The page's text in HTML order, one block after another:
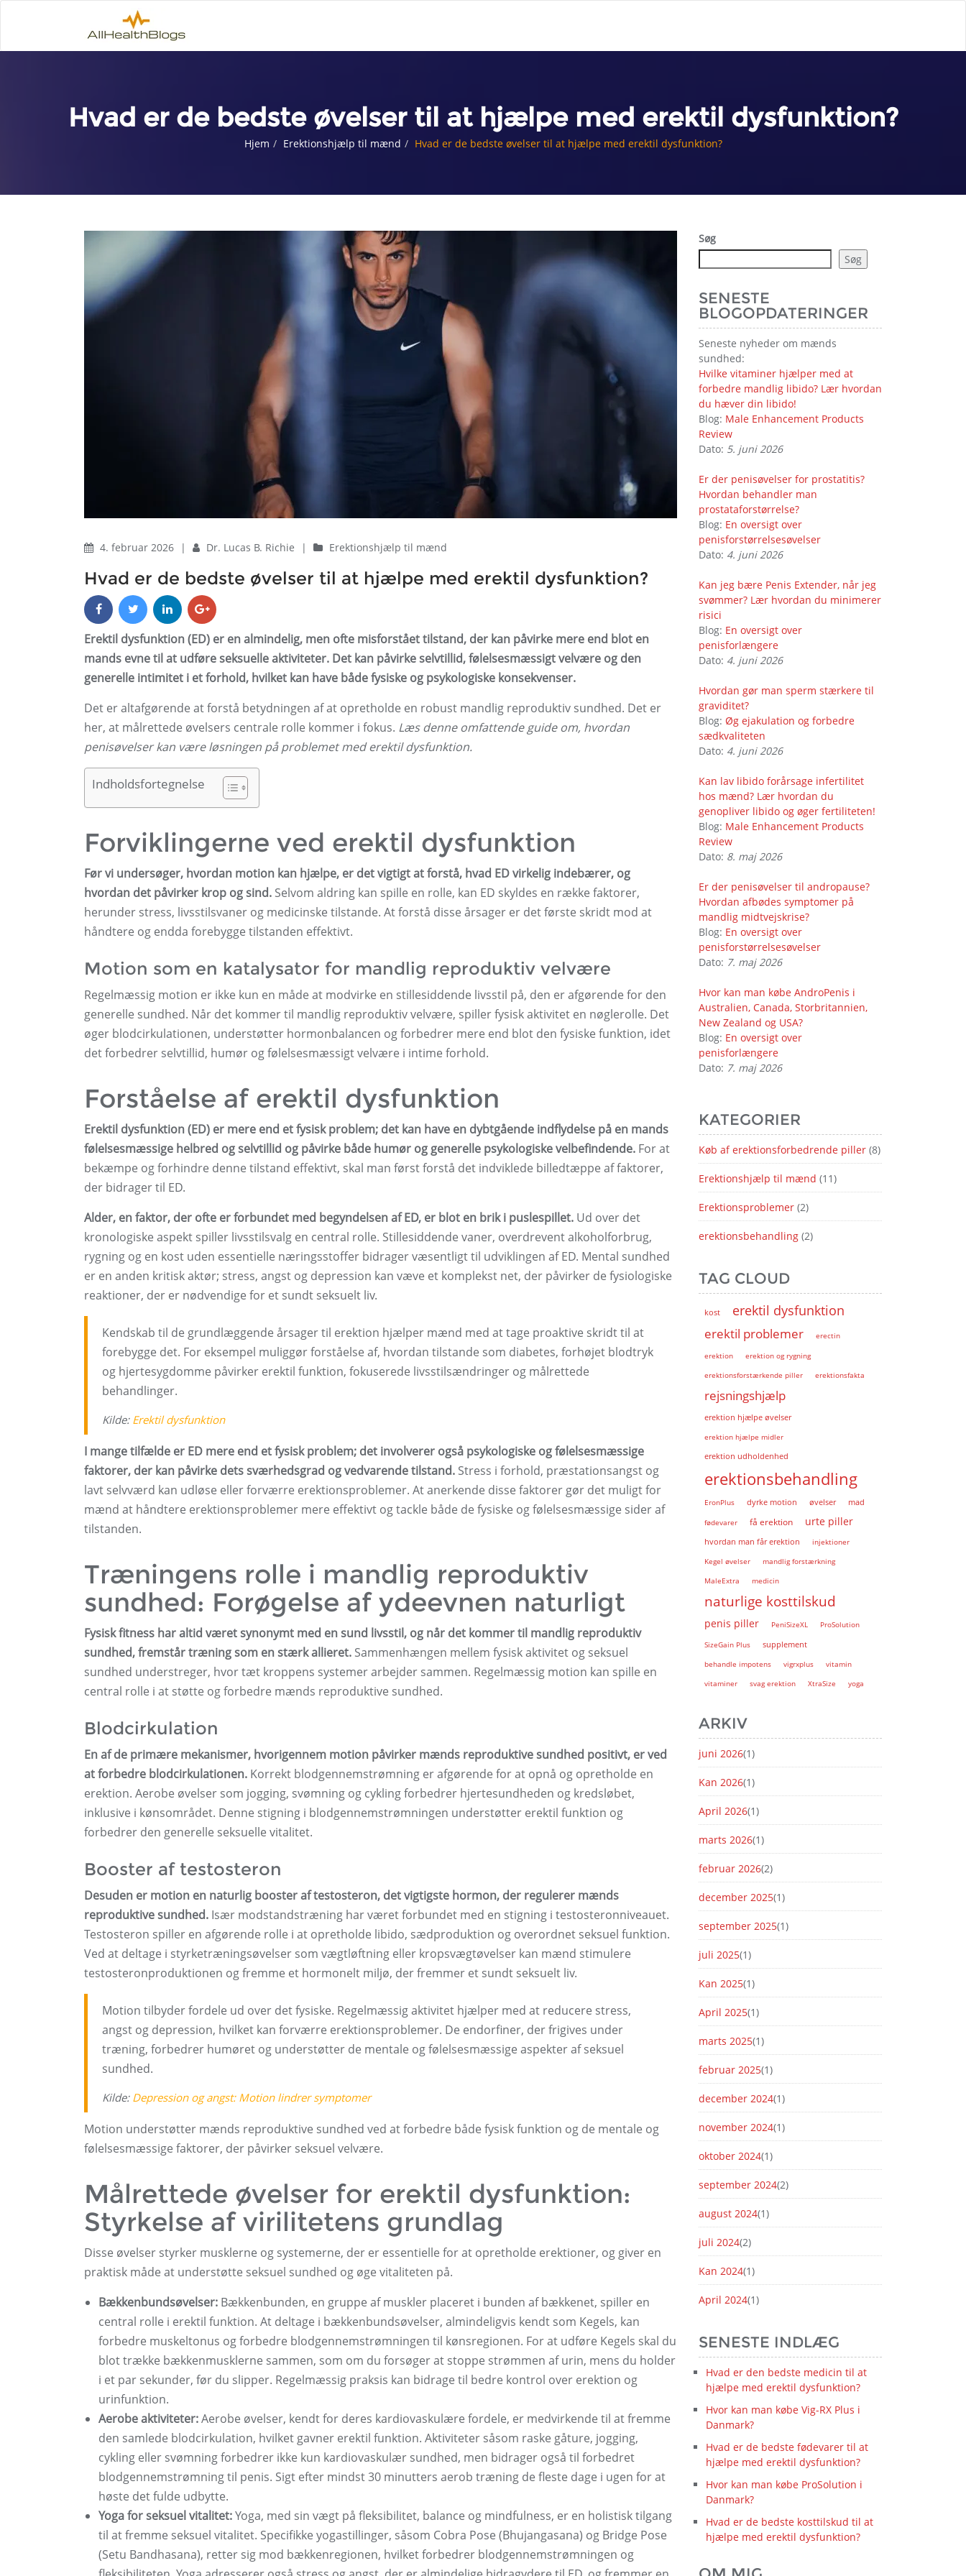
Hvad er de bedste øvelser til at hjælpe med erektil dysfunktion?
Hjem Erektionshjælp til mænd Hvad er de bedste øvelser til at hjælpe med erektil dysfunktion?
4. februar 2026 | Dr. Lucas B. Richie | Erektionshjælp til mænd
Hvad er de bedste øvelser til at hjælpe med erektil dysfunktion?
Erektil dysfunktion (ED) er en almindelig, men ofte misforstået tilstand, der kan påvirke mere end blot en
mands evne til at udføre seksuelle aktiviteter. Det kan påvirke selvtillid, følelsesmæssigt velvære og den
generelle intimitet i et forhold, hvilket kan have både fysiske og psykologiske konsekvenser.
Det er altafgørende at forstå betydningen af ​​at opretholde en robust mandlig reproduktiv sundhed. Det er
her, at målrettede øvelsers centrale rolle kommer i fokus. Læs denne omfattende guide om, hvordan
penisøvelser kan være løsningen på problemet med erektil dysfunktion.
Indholdsfortegnelse
Forviklingerne ved erektil dysfunktion
Før vi undersøger, hvordan motion kan hjælpe, er det vigtigt at forstå, hvad ED virkelig indebærer, og
hvordan det påvirker krop og sind. Selvom aldring kan spille en rolle, kan ED skyldes en række faktorer,
herunder stress, livsstilsvaner og medicinske tilstande. At forstå disse årsager er det første skridt mod at
håndtere og endda forebygge tilstanden effektivt.
Motion som en katalysator for mandlig reproduktiv velvære
Regelmæssig motion er ikke kun en måde at modvirke en stillesiddende livsstil på, den er afgørende for den
generelle sundhed. Når det kommer til mandlig reproduktiv velvære, spiller fysisk aktivitet en nøglerolle. Det
øger blodcirkulationen, understøtter hormonbalancen og forbedrer mere end blot den fysiske funktion, idet
det forbedrer selvtillid, humør og følelsesmæssigt velvære i intime forhold.
Forståelse af erektil dysfunktion
Erektil dysfunktion (ED) er mere end et fysisk problem; det kan have en dybtgående indflydelse på en mands
følelsesmæssige helbred og selvtillid og påvirke både humør og generelle psykologiske velbefindende. For at
bekæmpe og forhindre denne tilstand effektivt, skal man først forstå det indviklede billedtæppe af faktorer,
der bidrager til ED.
Alder, en faktor, der ofte er forbundet med begyndelsen af ​​ED, er blot en brik i puslespillet. Ud over det
kronologiske aspekt spiller livsstilsvalg en central rolle. Stillesiddende vaner, overdrevent alkoholforbrug,
rygning og en kost uden essentielle næringsstoffer bidrager væsentligt til udviklingen af ​​ED. Mental sundhed
er en anden kritisk aktør; stress, angst og depression kan væve et komplekst net, der påvirker de fysiologiske
reaktioner, der er nødvendige for et sundt seksuelt liv.
Kendskab til de grundlæggende årsager til erektion hjælper mænd med at tage proaktive skridt til at
forebygge det. For eksempel muliggør forståelse af, hvordan tilstande som diabetes, forhøjet blodtryk
og hjertesygdomme påvirker erektil funktion, fokuserede livsstilsændringer og målrettede
behandlinger.
Kilde: Erektil dysfunktion
I mange tilfælde er ED mere end et fysisk problem; det involverer også psykologiske og følelsesmæssige
faktorer, der kan påvirke dets sværhedsgrad og vedvarende tilstand. Stress i forhold, præstationsangst og
lavt selvværd kan udløse eller forværre erektionsproblemer. At anerkende disse faktorer gør det muligt for
mænd at håndtere erektionsproblemer mere effektivt og tackle både de fysiske og følelsesmæssige sider af
tilstanden.
Træningens rolle i mandlig reproduktiv
sundhed: Forøgelse af ydeevnen naturligt
Fysisk fitness har altid været synonymt med en sund livsstil, og når det kommer til mandlig reproduktiv
sundhed, fremstår træning som en stærk allieret. Sammenhængen mellem fysisk aktivitet og seksuel
sundhed understreger, hvor tæt kroppens systemer arbejder sammen. Regelmæssig motion kan spille en
central rolle i at støtte og forbedre mænds reproduktive sundhed.
Blodcirkulation
En af de primære mekanismer, hvorigennem motion påvirker mænds reproduktive sundhed positivt, er ved
at forbedre blodcirkulationen. Korrekt blodgennemstrømning er afgørende for at opnå og opretholde en
erektion. Aerobe øvelser som jogging, svømning og cykling forbedrer hjertesundheden og kredsløbet,
inklusive i kønsområdet. Denne stigning i blodgennemstrømningen understøtter erektil funktion og
forbedrer den generelle seksuelle vitalitet.
Booster af testosteron
Desuden er motion en naturlig booster af testosteron, det vigtigste hormon, der regulerer mænds
reproduktive sundhed. Især modstandstræning har været forbundet med en stigning i testosteronniveauet.
Testosteron spiller en afgørende rolle i at opretholde libido, sædproduktion og overordnet seksuel funktion.
Ved at deltage i styrketræningsøvelser som vægtløftning eller kropsvægtøvelser kan mænd stimulere
testosteronproduktionen og fremme et hormonelt miljø, der fremmer et sundt seksuelt liv.
Motion tilbyder fordele ud over det fysiske. Regelmæssig aktivitet hjælper med at reducere stress,
angst og depression, hvilket kan forværre erektionsproblemer. De endorfiner, der frigives under
træning, forbedrer humøret og understøtter de mentale og følelsesmæssige aspekter af seksuel
sundhed.
Kilde: Depression og angst: Motion lindrer symptomer
Motion understøtter mænds reproduktive sundhed ved at forbedre både fysisk funktion og de mentale og
følelsesmæssige faktorer, der påvirker seksuel velvære.
Målrettede øvelser for erektil dysfunktion:
Styrkelse af virilitetens grundlag
Disse øvelser styrker musklerne og systemerne, der er essentielle for at opretholde erektioner, og giver en
praktisk måde at understøtte seksuel sundhed og øge vitaliteten på.
Bækkenbundsøvelser: Bækkenbunden, en gruppe af muskler placeret i bunden af ​​bækkenet, spiller en
central rolle i erektil funktion. At deltage i bækkenbundsøvelser, almindeligvis kendt som Kegels, kan
forbedre muskeltonus og forbedre blodgennemstrømningen til kønsregionen. For at udføre Kegels skal du
blot trække bækkenmusklerne sammen, som om du forsøger at stoppe strømmen af ​​urin, mens du holder
i et par sekunder, før du slipper. Regelmæssig praksis kan bidrage til bedre kontrol over erektion og
urinfunktion.
Aerobe aktiviteter:Aerobe øvelser, kendt for deres kardiovaskulære fordele, er medvirkende til at fremme
den samlede blodcirkulation, hvilket gavner erektil funktion. Aktiviteter såsom raske gåture, jogging,
cykling eller svømning forbedrer ikke kun kardiovaskulær sundhed, men bidrager også til forbedret
blodgennemstrømning til penis. Sigt efter mindst 30 minutters aerob træning de fleste dage i ugen for at
høste det fulde udbytte.
Yoga for seksuel vitalitet:Yoga, med sin vægt på fleksibilitet, balance og mindfulness, er en holistisk tilgang
til at fremme seksuel vitalitet. Specifikke yogastillinger, såsom Cobra Pose (Bhujangasana) og Bridge Pose
(Setu Bandhasana), retter sig mod bækkenregionen, hvilket forbedrer blodgennemstrømningen og
Søg
Søg
SENESTE
BLOGOPDATERINGER
Seneste nyheder om mænds
sundhed:
Hvilke vitaminer hjælper med at
forbedre mandlig libido? Lær hvordan
du hæver din libido!
Blog: Male Enhancement Products
Review
Dato: 5. juni 2026
Er der penisøvelser for prostatitis?
Hvordan behandler man
prostataforstørrelse?
Blog: En oversigt over
penisforstørrelsesøvelser
Dato: 4. juni 2026
Kan jeg bære Penis Extender, når jeg
svømmer? Lær hvordan du minimerer
risici
Blog: En oversigt over
penisforlængere
Dato: 4. juni 2026
Hvordan gør man sperm stærkere til
graviditet?
Blog: Øg ejakulation og forbedre
sædkvaliteten
Dato: 4. juni 2026
Kan lav libido forårsage infertilitet
hos mænd? Lær hvordan du
genopliver libido og øger fertiliteten!
Blog: Male Enhancement Products
Review
Dato: 8. maj 2026
Er der penisøvelser til andropause?
Hvordan afbødes symptomer på
mandlig midtvejskrise?
Blog: En oversigt over
penisforstørrelsesøvelser
Dato: 7. maj 2026
Hvor kan man købe AndroPenis i
Australien, Canada, Storbritannien,
New Zealand og USA?
Blog: En oversigt over
penisforlængere
Dato: 7. maj 2026
KATEGORIER
Køb af erektionsforbedrende piller (8)
Erektionshjælp til mænd (11)
Erektionsproblemer (2)
erektionsbehandling (2)
TAG CLOUD
kost erektil dysfunktion
erektil problemer
erectin
erektion
erektion og rygning
erektionsforstærkende piller
erektionsfakta
rejsningshjælp
erektion hjælpe øvelser
erektion hjælpe midler
erektion udholdenhed
erektionsbehandling
EronPlus dyrke motion øvelser
mad
fødevarer
få erektion urte piller
hvordan man får erektion
injektioner
Kegel øvelser
mandlig forstærkning
MaleExtra
medicin
naturlige kosttilskud
penis piller PeniSizeXL
ProSolution
SizeGain Plus
supplement
behandle impotens vigrxplus
vitamin
vitaminer
svag erektion XtraSize yoga
ARKIV
juni 2026(1)
Kan 2026(1)
April 2026(1)
marts 2026(1)
februar 2026(2)
december 2025(1)
september 2025(1)
juli 2025(1)
Kan 2025(1)
April 2025(1)
marts 2025(1)
februar 2025(1)
december 2024(1)
november 2024(1)
oktober 2024(1)
september 2024(2)
august 2024(1)
juli 2024(2)
Kan 2024(1)
April 2024(1)
SENESTE INDLÆG
Hvad er den bedste medicin til at
hjælpe med erektil dysfunktion?
Hvor kan man købe Vig-RX Plus i
Danmark?
Hvad er de bedste fødevarer til at
hjælpe med erektil dysfunktion?
Hvor kan man købe ProSolution i
Danmark?
Hvad er de bedste kosttilskud til at
hjælpe med erektil dysfunktion?